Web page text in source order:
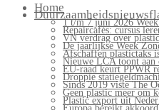
Home
1 t/m 7 juni 2026
Repaircafés: cursus
VN verdrag over
De jaarlijkse Week
Afschaffen plastictaks
Nieuwe LCA toont aan
EU-raad keurt PPWR
Droppie
Sinds 2019 viste The
Geen plastic meer om
Plastic export uit